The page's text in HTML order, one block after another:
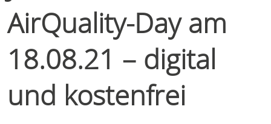
AirQuality-Day am
18.08.21 – digital
und kostenfrei